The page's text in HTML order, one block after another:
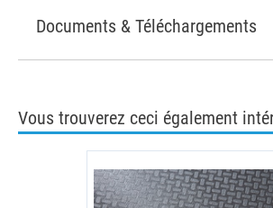
Documents & Téléchargements
Vous trouverez ceci également